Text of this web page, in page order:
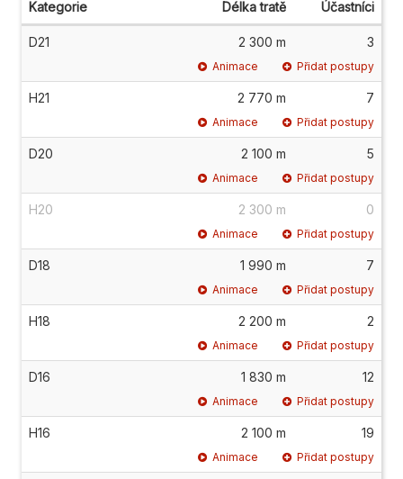
Kategorie Délka tratě Účastníci
D21 2 300 m 3
Animace Přidat postupy
H21 2 770 m 7
Animace Přidat postupy
D20 2 100 m 5
Animace Přidat postupy
H20 2 300 m 0
Animace Přidat postupy
D18 1 990 m 7
Animace Přidat postupy
H18 2 200 m 2
Animace Přidat postupy
D16 1 830 m 12
Animace Přidat postupy
H16 2 100 m 19
Animace Přidat postupy